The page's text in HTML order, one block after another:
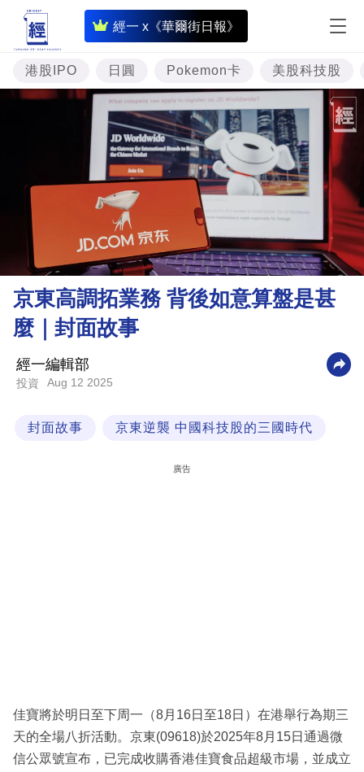
經一 x《華爾街日報》
即
時
財
經
專
題
投
資
樓
市
理
財
商
科
區
港股IPO 日圓 Pokemon卡 美股科技股
京東高調拓業務 背後如意算盤是甚
麼｜封面故事
經一編輯部
投資 Aug 12 2025
封面故事 京東逆襲 中國科技股的三國時代
廣告
佳寶將於明日至下周一（8月16日至18日）在港舉行為期三
天的全場八折活動。京東(09618)於2025年8月15日通過微
信公眾號宣布，已完成收購香港佳寶食品超級市場，並成立